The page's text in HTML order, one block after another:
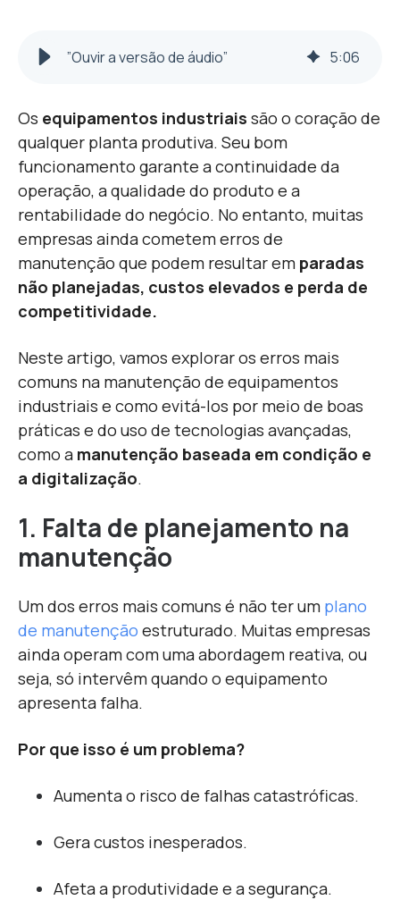
”Ouvir a versão de áudio” 5:06
Os equipamentos industriais são o coração de
qualquer planta produtiva. Seu bom
funcionamento garante a continuidade da
operação, a qualidade do produto e a
rentabilidade do negócio. No entanto, muitas
empresas ainda cometem erros de
manutenção que podem resultar em paradas
não planejadas, custos elevados e perda de
competitividade.
Neste artigo, vamos explorar os erros mais
comuns na manutenção de equipamentos
industriais e como evitá-los por meio de boas
práticas e do uso de tecnologias avançadas,
como a manutenção baseada em condição e
a digitalização.
1. Falta de planejamento na
manutenção
Um dos erros mais comuns é não ter um plano
de manutenção estruturado. Muitas empresas
ainda operam com uma abordagem reativa, ou
seja, só intervêm quando o equipamento
apresenta falha.
Por que isso é um problema?
Aumenta o risco de falhas catastróficas.
Gera custos inesperados.
Afeta a produtividade e a segurança.